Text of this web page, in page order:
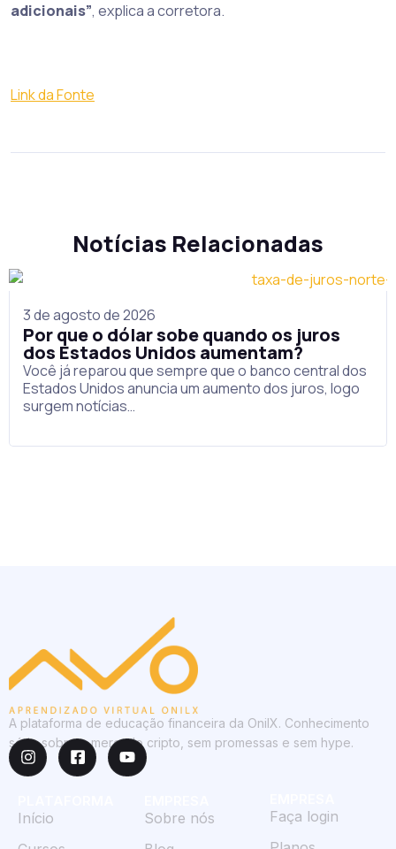
adicionais”, explica a corretora.
Link da Fonte
Notícias Relacionadas
3 de agosto de 2026
Por que o dólar sobe quando os juros
dos Estados Unidos aumentam?
Você já reparou que sempre que o banco central dos
Estados Unidos anuncia um aumento dos juros, logo
surgem notícias…
A plataforma de educação financeira da OnilX. Conhecimento
sério sobre o mercado cripto, sem promessas e sem hype.
Início
Sobre nós
Faça login